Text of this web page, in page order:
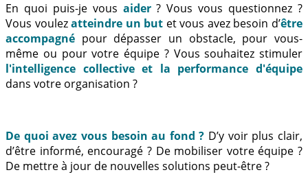
En quoi puis-je vous aider? Vous vous questionnez ?
Vous voulezatteindre un but et vous avez besoin d’être
accompagné pour dépasser un obstacle, pour vous-
même ou pour votre équipe ? Vous souhaitez stimuler
l'intelligence collective et la performance d'équipe
dans votre organisation ?
De quoi avez vous besoin au fond ? D’y voir plus clair,
d’être informé, encouragé ? De mobiliser votre équipe ?
De mettre à jour de nouvelles solutions peut-être ?